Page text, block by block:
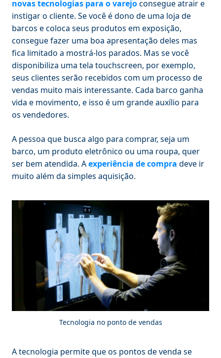
novas tecnologias para o varejoconsegue atrair e
instigar o cliente. Se você é dono de uma loja de
barcos e coloca seus produtos em exposição,
consegue fazer uma boa apresentação deles mas
fica limitado a mostrá-los parados. Mas se você
disponibiliza uma tela touchscreen, por exemplo,
seus clientes serão recebidos com um processo de
vendas muito mais interessante. Cada barco ganha
vida e movimento, e isso é um grande auxílio para
os vendedores.
A pessoa que busca algo para comprar, seja um
barco, um produto eletrônico ou uma roupa, quer
ser bem atendida. Aexperiência de compra deve ir
muito além da simples aquisição.
Tecnologia no ponto de vendas
A tecnologia permite que os pontos de venda se